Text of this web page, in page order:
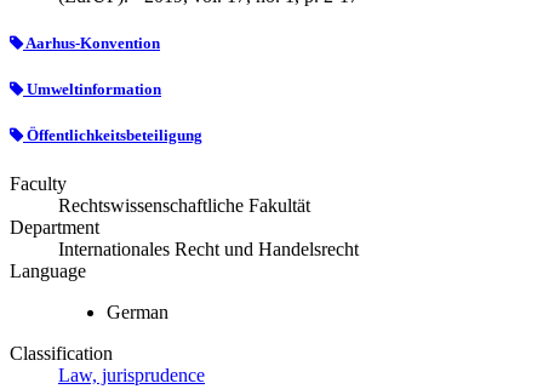
Aarhus-Konvention
Umweltinformation
Öffentlichkeitsbeteiligung
Faculty
Rechtswissenschaftliche Fakultät
Department
Internationales Recht und Handelsrecht
Language
German
Classification
Law, jurisprudence